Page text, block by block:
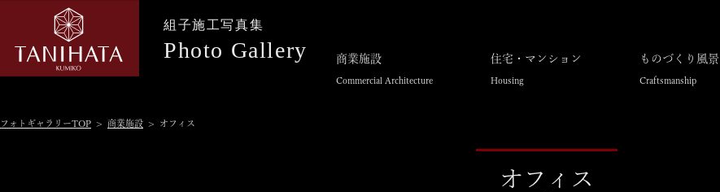
組子施工写真集
Photo Gallery 商業施設
Commercial Architecture
住宅・マンション
Housing
ものづくり風景
Craftsmanship
フォトギャラリーTOP > 商業施設 > オフィス
オフィス